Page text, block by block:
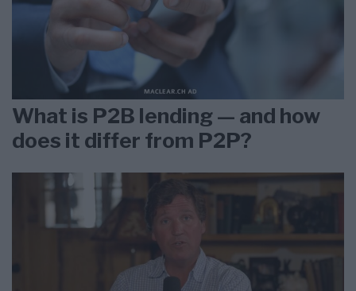
What is P2B lending — and how
does it differ from P2P?